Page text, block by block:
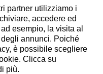
partner utilizziamo i
accedere ed
esempio, la visita al
annunci. Poiché
è possibile scegliere
Clicca su
più.